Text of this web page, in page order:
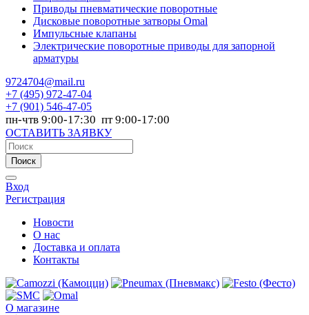
Приводы пневматические поворотные
Дисковые поворотные затворы Omal
Импульсные клапаны
Электрические поворотные приводы для запорной
арматуры
9724704@mail.ru
+7 (495) 972-47-04
+7 (901) 546-47-05
пн-чтв 9:00-17:30 пт 9:00-17:00
ОСТАВИТЬ ЗАЯВКУ
Поиск
Вход
Регистрация
Новости
О нас
Доставка и оплата
Контакты
О магазине